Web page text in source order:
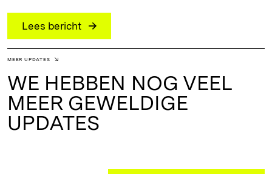
Lees bericht
MEER UPDATES
WE HEBBEN NOG VEEL
MEER GEWELDIGE
UPDATES